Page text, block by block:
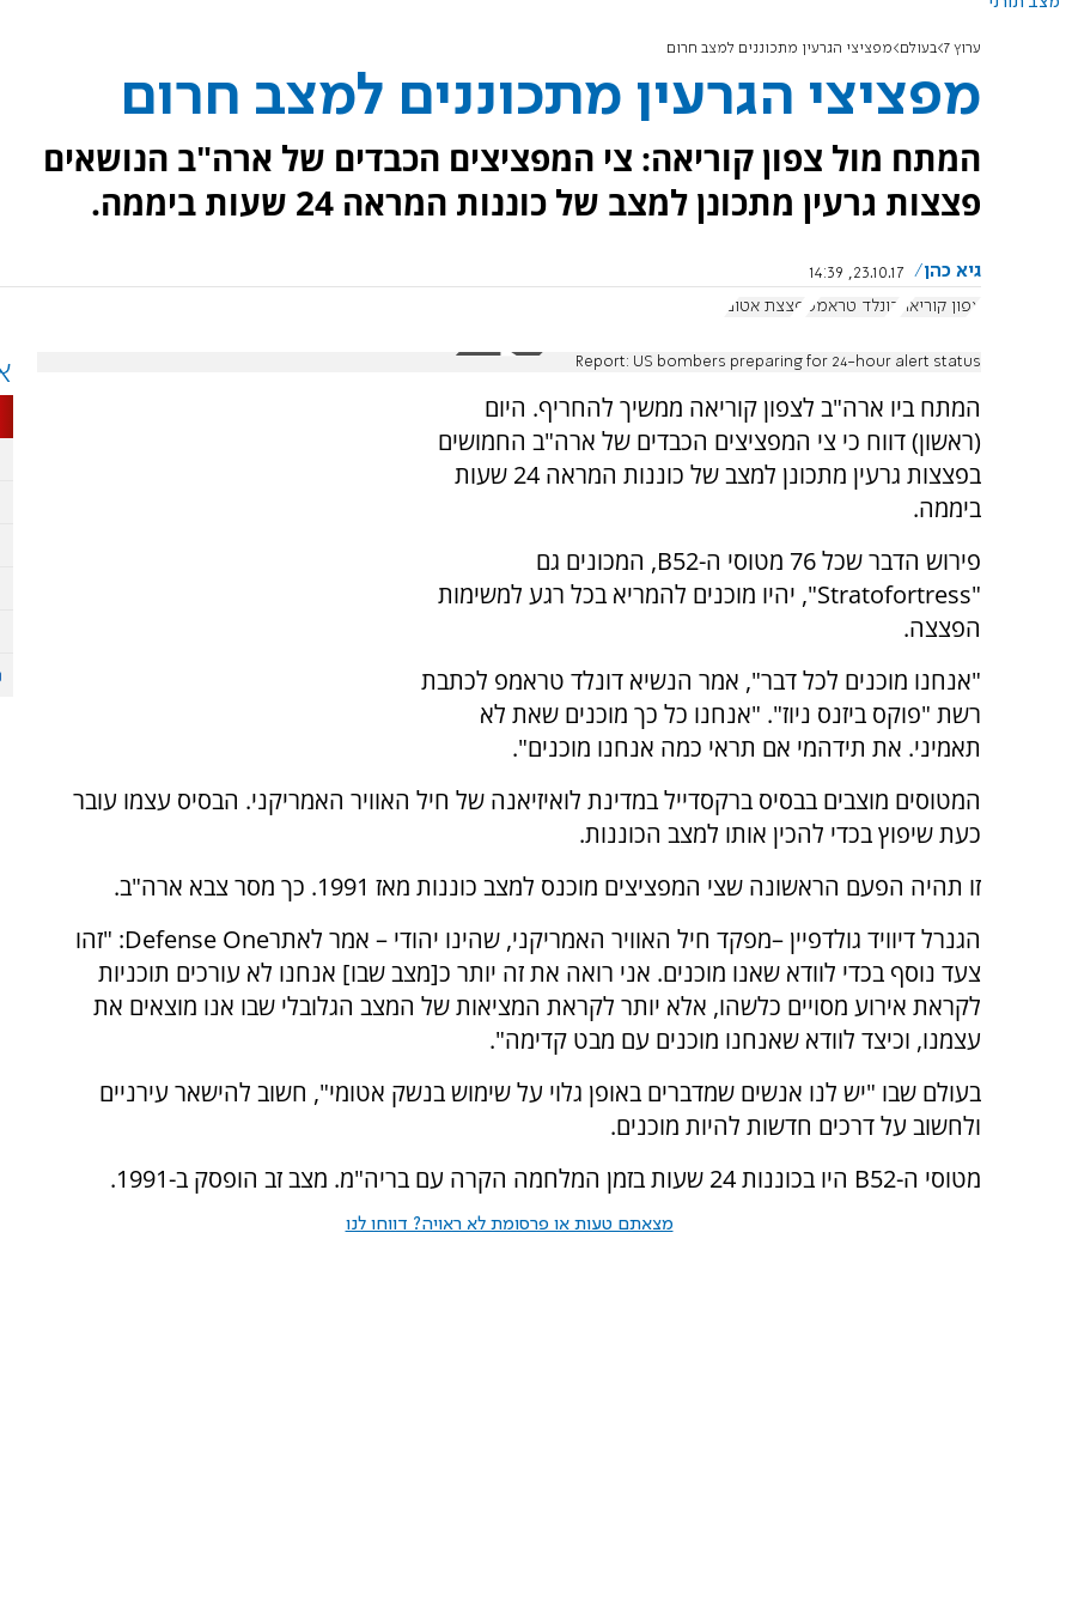
ערוץ 7 בעולם מפציצי הגרעין מתכוננים למצב חרום
מפציצי הגרעין מתכוננים למצב חרום
המתח מול צפון קוריאה: צי המפציצים הכבדים של ארה"ב הנושאים
פצצות גרעין מתכונן למצב של כוננות המראה 24 שעות ביממה.
גיא כהן
23.10.17, 14:39
צפון קוריאה
דונלד טראמפ פצצת אטום
Report: US bombers preparing for 24-hour alert status
המתח ביו ארה"ב לצפון קוריאה ממשיך להחריף. היום
(ראשון) דווח כי צי המפציצים הכבדים של ארה"ב החמושים
בפצצות גרעין מתכונן למצב של כוננות המראה 24 שעות
ביממה.
פירוש הדבר שכל 76 מטוסי ה-
B52, המכונים גם
"Stratofortress",
יהיו מוכנים להמריא בכל רגע למשימות
הפצצה.
"אנחנו מוכנים לכל דבר", אמר הנשיא דונלד טראמפ לכתבת
רשת "פוקס ביזנס ניוז". "אנחנו כל כך מוכנים שאת לא
תאמיני. את תידהמי אם תראי כמה אנחנו מוכנים".
המטוסים מוצבים בבסיס ברקסדייל במדינת לואיזיאנה של חיל האוויר האמריקני. הבסיס עצמו עובר
כעת שיפוץ בכדי להכין אותו למצב הכוננות.
זו תהיה הפעם הראשונה שצי המפציצים מוכנס למצב כוננות מאז 1991. כך מסר צבא ארה"ב.
הגנרל דיוויד גולדפיין –מפקד חיל האוויר האמריקני, שהינו יהודי – אמר לאתרDefense One: "זהו
צעד נוסף בכדי לוודא שאנו מוכנים. אני רואה את זה יותר כ[מצב שבו] אנחנו לא עורכים תוכניות
לקראת אירוע מסויים כלשהו, אלא יותר לקראת המציאות של המצב הגלובלי שבו אנו מוצאים את
עצמנו, וכיצד לוודא שאנחנו מוכנים עם מבט קדימה".
בעולם שבו "יש לנו אנשים שמדברים באופן גלוי על שימוש בנשק אטומי", חשוב להישאר עירניים
ולחשוב על דרכים חדשות להיות מוכנים.
מטוסי ה-B52 היו בכוננות 24 שעות בזמן המלחמה הקרה עם בריה"מ. מצב זב הופסק ב-1991.
מצאתם טעות או פרסומת לא ראויה? דווחו לנו